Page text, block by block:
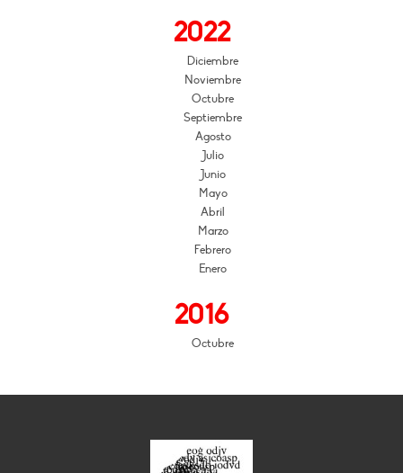
2022
Diciembre
Noviembre
Octubre
Septiembre
Agosto
Julio
Junio
Mayo
Abril
Marzo
Febrero
Enero
2016
Octubre